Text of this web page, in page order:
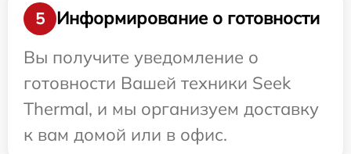
5
Информирование о готовности
Вы получите уведомление о
готовности Вашей техники Seek
Thermal, и мы организуем доставку
к вам домой или в офис.